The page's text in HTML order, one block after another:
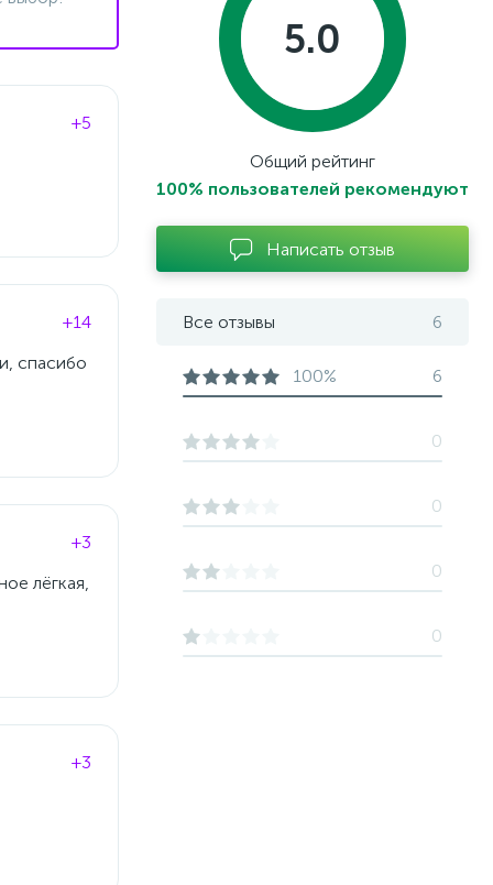
+5
+14
спасибо
+3
лёгкая,
+3
5.0
Общий рейтинг
100% пользователей рекомендуют
Написать отзыв
Все отзывы 6
100% 6
0
0
0
0